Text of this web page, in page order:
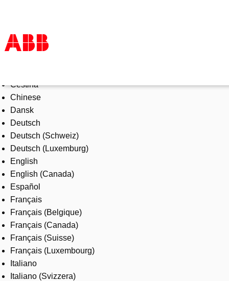
Products & Solutions
Industries
Services
About us
Where to buy
Contact us
Careers
Čeština
Chinese
Dansk
Deutsch
Deutsch (Schweiz)
Deutsch (Luxemburg)
English
English (Canada)
Español
Français
Français (Belgique)
Français (Canada)
Français (Suisse)
Français (Luxembourg)
Italiano
Italiano (Svizzera)